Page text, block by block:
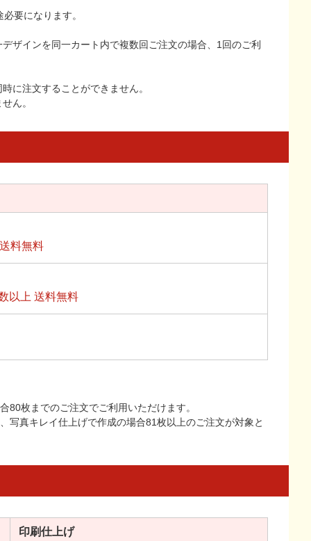
要になります。
ザインを同一カート内で複数回ご注文の場合、1回のご利
に注文することができません。
ん。
料無料
以上 送料無料
枚までのご注文でご利用いただけます。
写真キレイ仕上げで作成の場合81枚以上のご注文が対象と
印刷仕上げ